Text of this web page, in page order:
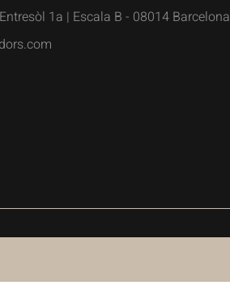
1a | Escala B - 08014 Barcelona